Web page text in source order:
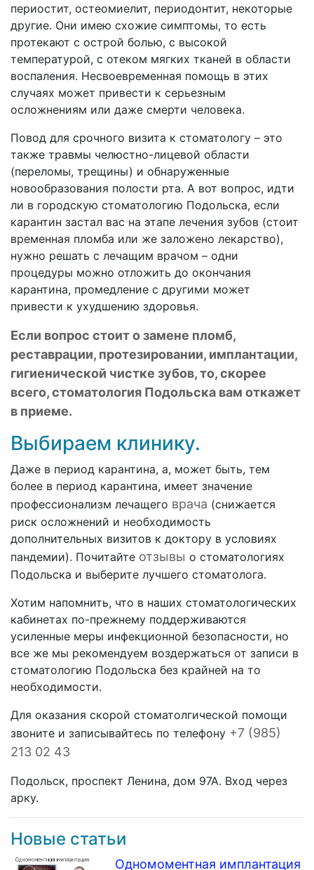
периостит, остеомиелит, периодонтит, некоторые
другие. Они имею схожие симптомы, то есть
протекают с острой болью, с высокой
температурой, с отеком мягких тканей в области
воспаления. Несвоевременная помощь в этих
случаях может привести к серьезным
осложнениям или даже смерти человека.
Повод для срочного визита к стоматологу – это
также травмы челюстно-лицевой области
(переломы, трещины) и обнаруженные
новообразования полости рта. А вот вопрос, идти
ли в городскую стоматологию Подольска, если
карантин застал вас на этапе лечения зубов (стоит
временная пломба или же заложено лекарство),
нужно решать с лечащим врачом – одни
процедуры можно отложить до окончания
карантина, промедление с другими может
привести к ухудшению здоровья.
Если вопрос стоит о замене пломб,
реставрации, протезировании, имплантации,
гигиенической чистке зубов, то, скорее
всего, стоматология Подольска вам откажет
в приеме.
Выбираем клинику.
Даже в период карантина, а, может быть, тем
более в период карантина, имеет значение
профессионализм лечащего врача (снижается
риск осложнений и необходимость
дополнительных визитов к доктору в условиях
пандемии). Почитайте отзывы о стоматологиях
Подольска и выберите лучшего стоматолога.
Хотим напомнить, что в наших стоматологических
кабинетах по-прежнему поддерживаются
усиленные меры инфекционной безопасности, но
все же мы рекомендуем воздержаться от записи в
стоматологию Подольска без крайней на то
необходимости.
Для оказания скорой стоматолгической помощи
звоните и записывайтесь по телефону +7 (985)
213 02 43
Подольск, проспект Ленина, дом 97А. Вход через
арку.
Новые статьи
Одномоментная имплантация